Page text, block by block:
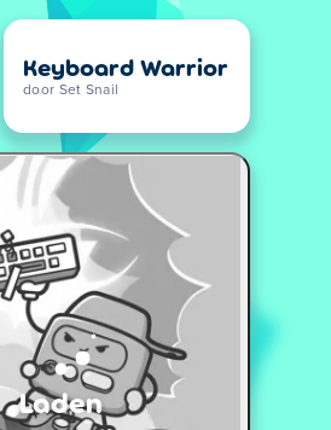
Keyboard Warrior
door Set Snail
Laden